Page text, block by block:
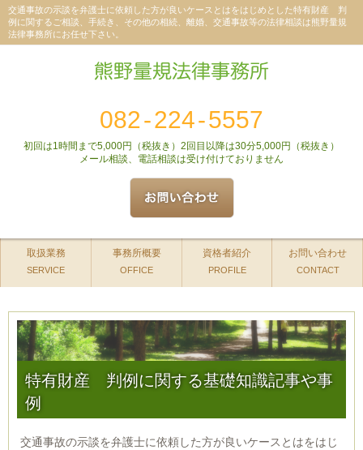
交通事故の示談を弁護士に依頼した方が良いケースとはをはじめとした特有財産 判
例に関するご相談、手続き、その他の相続、離婚、交通事故等の法律相談は熊野量規
法律事務所にお任せ下さい。
082-224-5557
初回は1時間まで5,000円（税抜き）2回目以降は30分5,000円（税抜き）
メール相談、電話相談は受け付けておりません
取扱業務
SERVICE
事務所概要
OFFICE
資格者紹介
PROFILE
お問い合わせ
CONTACT
特有財産 判例に関する基礎知識記事や事
例
交通事故の示談を弁護士に依頼した方が良いケースとはをはじ